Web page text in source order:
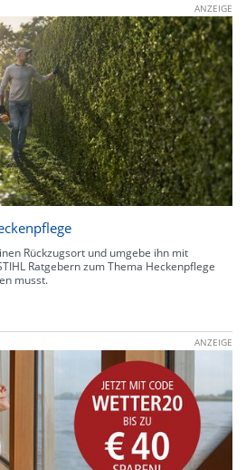
ANZEIGE
Rückzugsort und umgebe ihn mit
Ratgebern zum Thema Heckenpflege
musst.
ANZEIGE